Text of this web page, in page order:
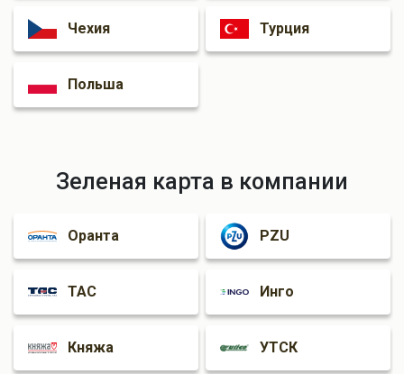
Чехия Турция
Польша
Зеленая карта в компании
Оранта PZU
ТАС Инго
Княжа УТСК